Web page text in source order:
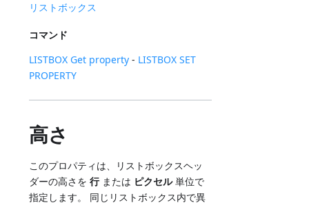
リストボックス
コマンド
LISTBOX Get property - LISTBOX SET
PROPERTY
高さ
このプロパティは、リストボックスヘッ
ダーの高さを行または ピクセル単位で
指定します。 同じリストボックス内で異